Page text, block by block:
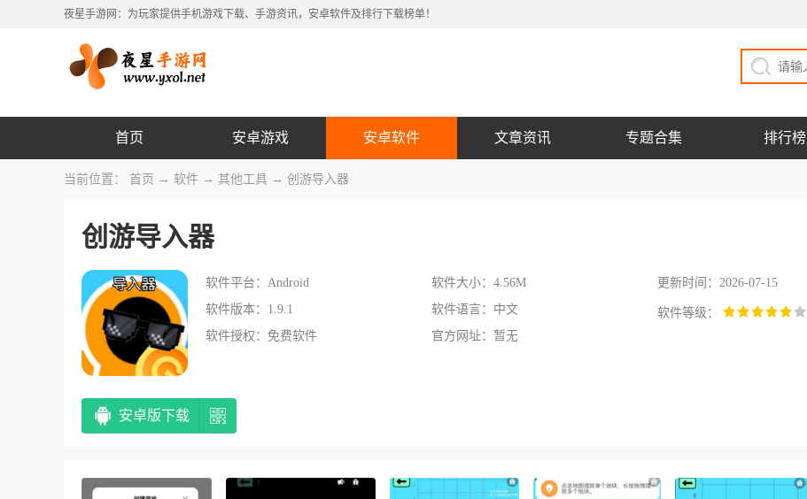
夜星手游网：为玩家提供手机游戏下载、手游资讯，安卓软件及排行下载榜单！
首页 安卓游戏 安卓软件 文章资讯 专题合集 排行榜
当前位置： 首页 → 软件 → 其他工具 → 创游导入器
创游导入器
软件平台：Android 软件大小：4.56M
更新时间：2026-07-15
软件版本：1.9.1
软件语言：中文
软件等级：
软件授权：免费软件
官方网址：暂无
安卓版下载